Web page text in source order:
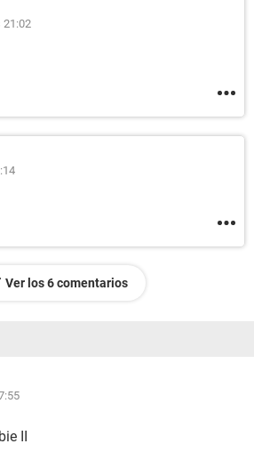
21:02
Ver los 6 comentarios
II